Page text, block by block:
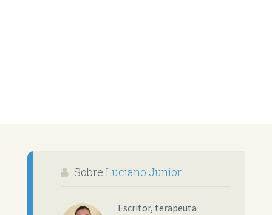
Sobre Luciano Junior
Escritor, terapeuta